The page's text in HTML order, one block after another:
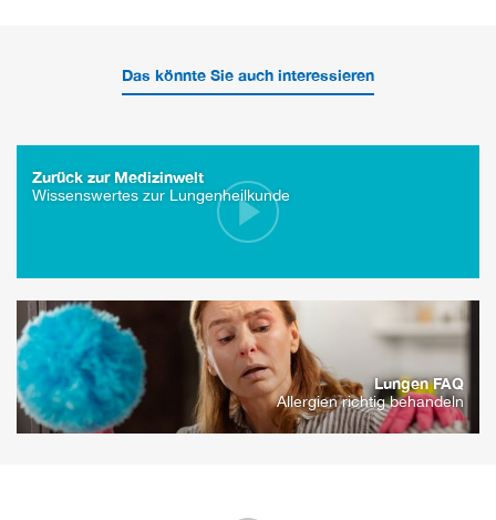
Das könnte Sie auch interessieren
Zurück zur Medizinwelt
Wissenswertes zur Lungenheilkunde
Lungen FAQ
Allergien richtig behandeln